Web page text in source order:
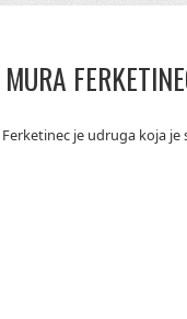
Ferketinec je udruga koja